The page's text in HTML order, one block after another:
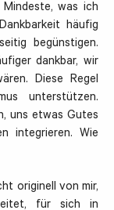
was ich
häufig
begünstigen.
dankbar, wir
Diese Regel
unterstützen.
uns etwas Gutes
integrieren. Wie
originell von mir,
für sich in